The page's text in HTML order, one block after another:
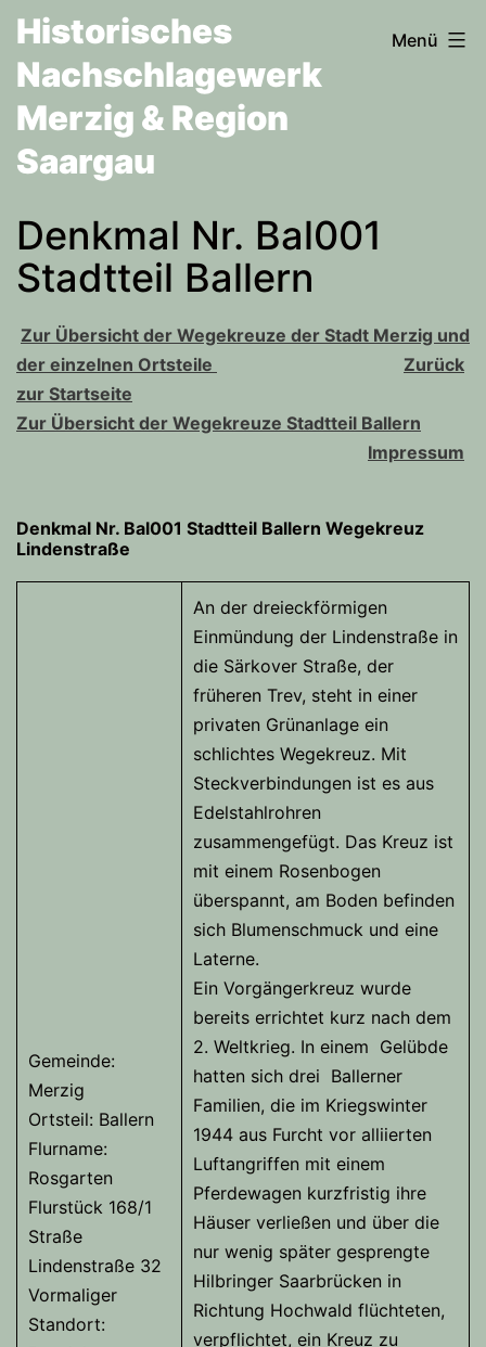
Zum
Inhalt
springen
Historisches
Nachschlagewerk
Merzig & Region
Saargau
Menü
Denkmal Nr. Bal001
Stadtteil Ballern
Zur Übersicht der Wegekreuze der Stadt Merzig und
der einzelnen Ortsteile
Zurück
zur Startseite
Zur Übersicht der Wegekreuze Stadtteil Ballern
Impressum
Denkmal Nr. Bal001 Stadtteil Ballern Wegekreuz
Lindenstraße
Gemeinde:
Merzig
Ortsteil: Ballern
Flurname:
Rosgarten
Flurstück 168/1
Straße
Lindenstraße 32
Vormaliger
Standort:
An der dreieckförmigen
Einmündung der Lindenstraße in
die Särkover Straße, der
früheren Trev, steht in einer
privaten Grünanlage ein
schlichtes Wegekreuz. Mit
Steckverbindungen ist es aus
Edelstahlrohren
zusammengefügt. Das Kreuz ist
mit einem Rosenbogen
überspannt, am Boden befinden
sich Blumenschmuck und eine
Laterne.
Ein Vorgängerkreuz wurde
bereits errichtet kurz nach dem
2. Weltkrieg. In einem Gelübde
hatten sich drei Ballerner
Familien, die im Kriegswinter
1944 aus Furcht vor alliierten
Luftangriffen mit einem
Pferdewagen kurzfristig ihre
Häuser verließen und über die
nur wenig später gesprengte
Hilbringer Saarbrücken in
Richtung Hochwald flüchteten,
verpflichtet, ein Kreuz zu